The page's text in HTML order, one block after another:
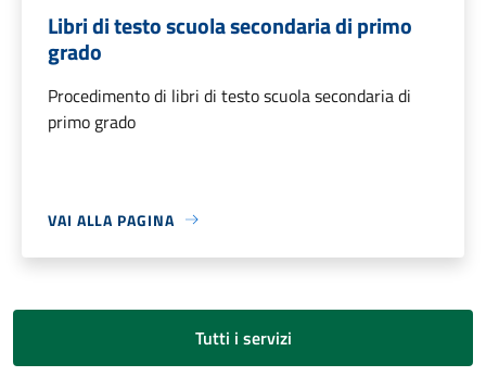
Libri di testo scuola secondaria di primo
grado
Procedimento di libri di testo scuola secondaria di
primo grado
VAI ALLA PAGINA
Tutti i servizi